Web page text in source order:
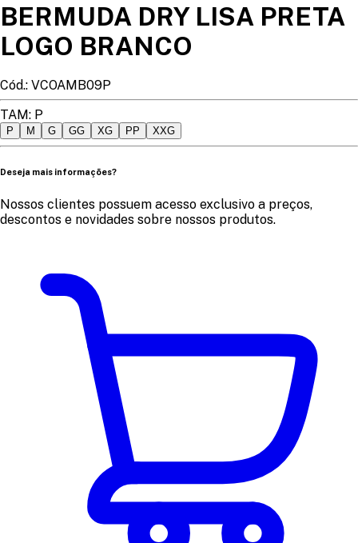
BERMUDA DRY LISA PRETA
LOGO BRANCO
Cód.: VCOAMB09P
TAM: P
P M G GG XG PP XXG
Deseja mais informações?
Nossos clientes possuem acesso exclusivo a preços,
descontos e novidades sobre nossos produtos.